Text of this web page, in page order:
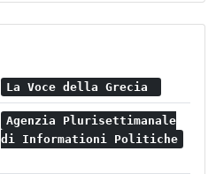
La Voce della Grecia
Agenzia Plurisettimanale
di Informationi Politiche